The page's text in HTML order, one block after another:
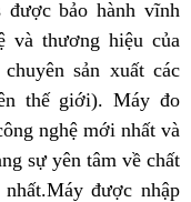
được bảo hành vĩnh
và thương hiệu của
sản xuất các
thế giới). Máy đo
nghệ mới nhất và
sự yên tâm về chất
được nhập